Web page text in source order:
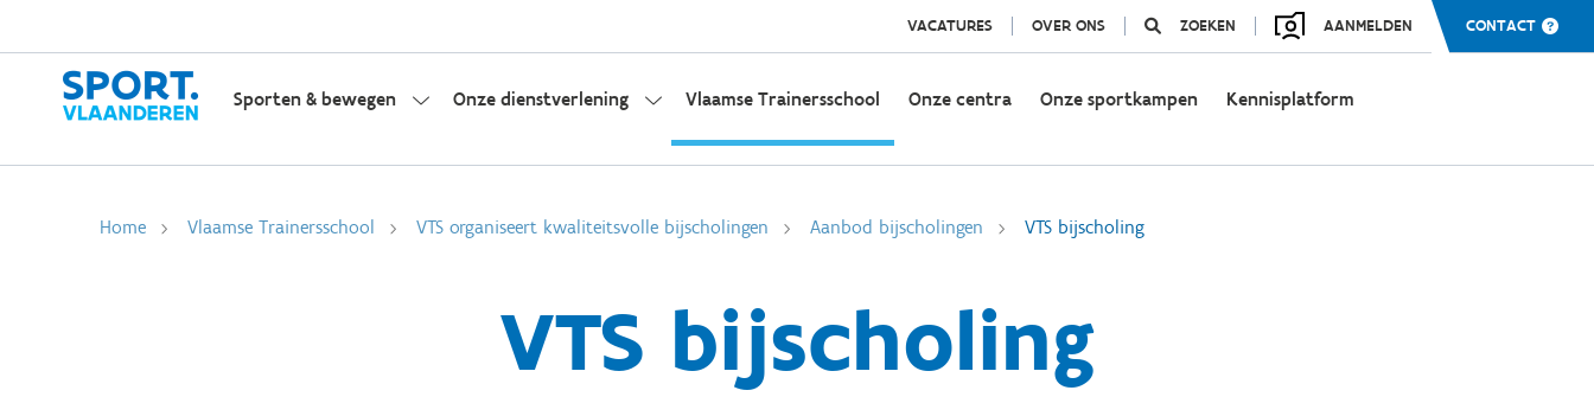
VACATURES OVER ONS ZOEKEN AANMELDEN CONTACT
Sporten & bewegen Onze dienstverlening Vlaamse Trainersschool Onze centra Onze sportkampen Kennisplatform
Home Vlaamse Trainersschool VTS organiseert kwaliteitsvolle bijscholingen Aanbod bijscholingen VTS bijscholing
VTS bijscholing